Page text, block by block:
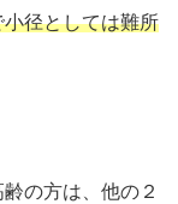
径としては難所
の方は、他の２